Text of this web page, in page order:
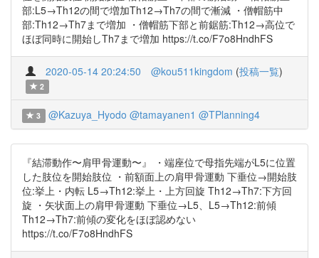
部:L5→Th12の間で増加Th12→Th7の間で漸減 ・僧帽筋中
部:Th12→Th7まで増加 ・僧帽筋下部と前鋸筋:Th12→高位で
ほぼ同時に開始しTh7まで増加 https://t.co/F7o8HndhFS
2020-05-14 20:24:50 @kou511kingdom (投稿一覧)
2
3 @Kazuya_Hyodo @tamayanen1 @TPlanning4
『結滞動作〜肩甲骨運動〜』 ・端座位で母指先端がL5に位置
した肢位を開始肢位 ・前額面上の肩甲骨運動 下垂位→開始肢
位:挙上・内転 L5→Th12:挙上・上方回旋 Th12→Th7:下方回
旋 ・矢状面上の肩甲骨運動 下垂位→L5、L5→Th12:前傾
Th12→Th7:前傾の変化をほぼ認めない
https://t.co/F7o8HndhFS